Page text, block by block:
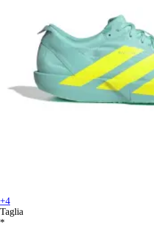
+4
Taglia
*